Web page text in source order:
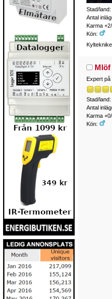
Stad/
Antal
Karma
Kön:
Mlöf
Expert på
Stad/land:
Antal
Karma
Kön: